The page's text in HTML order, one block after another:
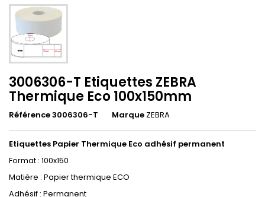
3006306-T Etiquettes ZEBRA
Thermique Eco 100x150mm
Référence 3006306-T Marque ZEBRA
Etiquettes Papier Thermique Eco adhésif permanent
Format : 100x150
Matière : Papier thermique ECO
Adhésif : Permanent